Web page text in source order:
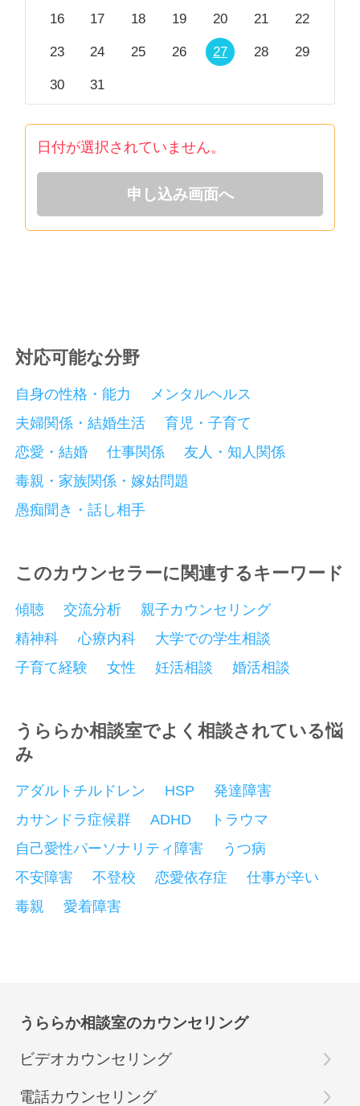
16 17 18 19 20 21 22
23 24 25 26 27 28 29
30 31
日付が選択されていません。
申し込み画面へ
対応可能な分野
自身の性格・能力
メンタルヘルス
夫婦関係・結婚生活
育児・子育て
恋愛・結婚
仕事関係
友人・知人関係
毒親・家族関係・嫁姑問題
愚痴聞き・話し相手
このカウンセラーに関連するキーワード
傾聴 交流分析
親子カウンセリング
精神科
心療内科
大学での学生相談
子育て経験
女性 妊活相談 婚活相談
うららか相談室でよく相談されている悩
み
アダルトチルドレン HSP
発達障害
カサンドラ症候群
ADHD
トラウマ
自己愛性パーソナリティ障害
うつ病
不安障害
不登校 恋愛依存症
仕事が辛い
毒親
愛着障害
うららか相談室のカウンセリング
ビデオカウンセリング
電話カウンセリング